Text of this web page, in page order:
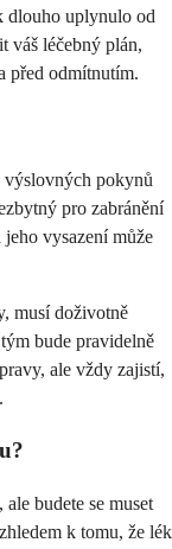
dlouho uplynulo od
váš léčebný plán,
před odmítnutím.
výslovných pokynů
pro zabránění
vysazení může
musí doživotně
bude pravidelně
ale vždy zajistí,
budete se muset
k tomu, že lék